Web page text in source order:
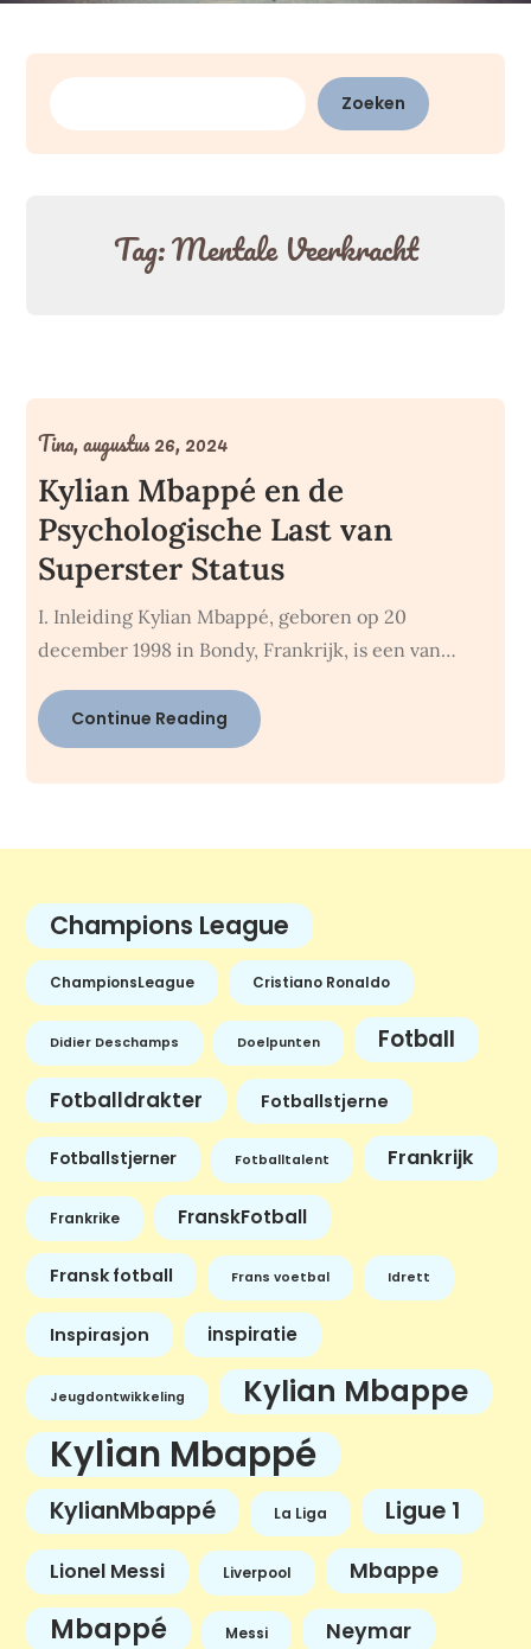
Zoeken
Zoeken
Tag:Mentale Veerkracht
Kylian Mbappé en de
Psychologische Last van
Superster Status
Tina,augustus 26, 2024
I. Inleiding Kylian Mbappé, geboren op 20
december 1998 in Bondy, Frankrijk, is een van…
Continue Reading
Champions League
ChampionsLeague Cristiano Ronaldo
Didier Deschamps Doelpunten Fotball
Fotballdrakter Fotballstjerne
Fotballstjerner Fotballtalent Frankrijk
Frankrike FranskFotball
Fransk fotball Frans voetbal Idrett
Inspirasjon inspiratie
Jeugdontwikkeling Kylian Mbappe
Kylian Mbappé
KylianMbappé La Liga Ligue 1
Lionel Messi Liverpool Mbappe
Mbappé Messi Neymar